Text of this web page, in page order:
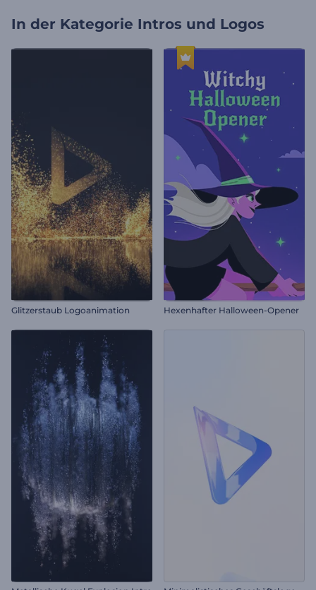
In der Kategorie Intros und Logos
Glitzerstaub Logoanimation Hexenhafter Halloween-Opener